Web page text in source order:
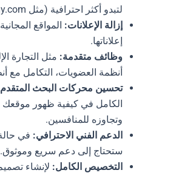
لتبدو أكثر احترافية (مثل yourcompany.com).
إزالة الإعلانات:المواقع المجانية
إعلاناتها.
وظائف متقدمة:مثل التجارة
أنظمة العضويات، التكامل مع
تحسين محركات البحث المتقدم (SEO):
الكامل في كيفية ظهور موقعك في
وتجاوزه للمنافسين.
الدعم الفني الاحترافي:في حالة
ستحتاج إلى دعم سريع وموثوق.
التخصيص الكامل:لإنشاء تصميم